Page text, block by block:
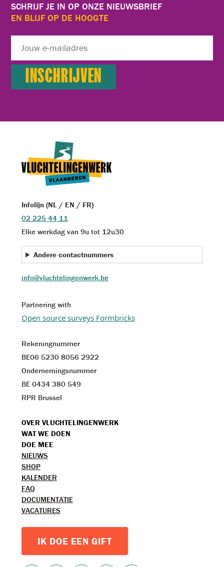
SCHRIJF JE IN OP ONZE NIEUWSBRIEF
EN BLIJF OP DE HOOGTE
Infolijn (NL / EN / FR)
02 225 44 11
Elke werkdag van 9u tot 12u30
Andere contactnummers
info@vluchtelingenwerk.be
Partnering with
Open source surveys Formbricks
Rekeningnummer
BE06 5230 8056 2922
Ondernemingsnummer
BE 0434 380 549
RPR Brussel
VOET
MENU
OVER VLUCHTELINGENWERK
WAT WE DOEN
DOE MEE
TOPMENU
NIEUWS
SHOP
KALENDER
FAQ
DOCUMENTATIE
VACATURES
IK DOE EEN GIFT